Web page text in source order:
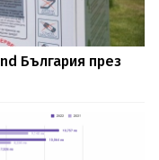
България през